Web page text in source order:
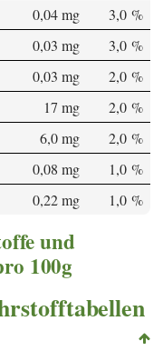
0,04 mg
3,0 %
0,03 mg
3,0 %
0,03 mg
2,0 %
17 mg
2,0 %
6,0 mg
2,0 %
0,08 mg
1,0 %
0,22 mg 1,0 %
und
100g